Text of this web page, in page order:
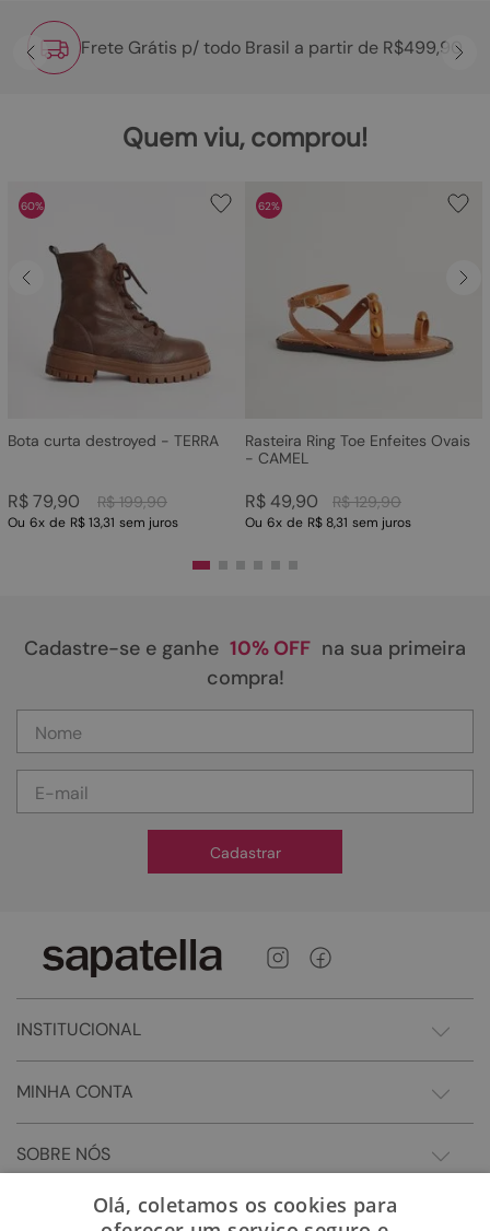
Frete Grátis p/ todo Brasil a partir de R$499,90
Quem viu, comprou!
60%
Bota curta destroyed - TERRA
R$ 199,90
R$79,90
Ou 6x de R$ 13,31 sem juros
62%
Rasteira Ring Toe Enfeites Ovais
- CAMEL
R$ 129,90
R$49,90
Ou 6x de R$ 8,31 sem juros
Cadastre-se e ganhe 10% OFF na sua primeira
compra!
Cadastrar
INSTITUCIONAL
MINHA CONTA
SOBRE NÓS
Olá, coletamos os cookies para